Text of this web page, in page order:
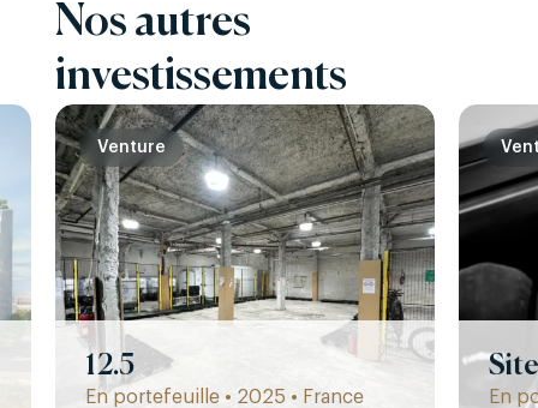
Nos autres
investissements
Venture
12.5
En portefeuille • 2025 • France En